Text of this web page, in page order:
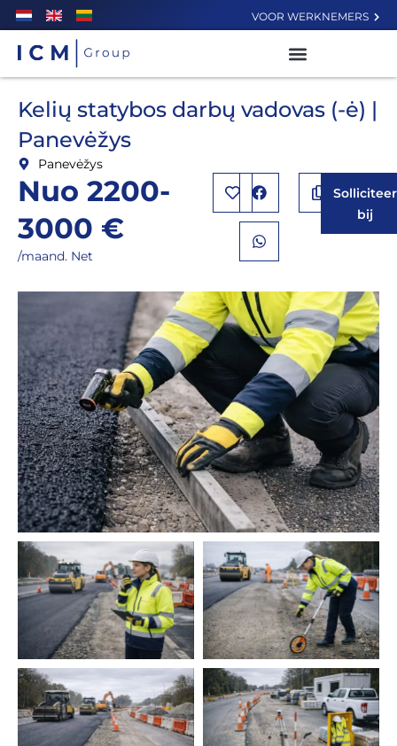
VOOR WERKNEMERS
Kelių statybos darbų vadovas (-ė) |
Panevėžys
Panevėžys
Nuo 2200-
3000 €
/maand. Net
Solliciteer
bij